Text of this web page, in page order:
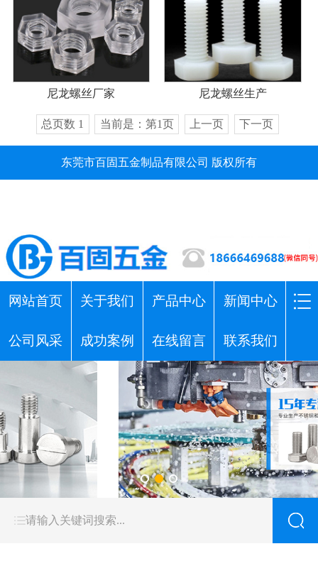
尼龙螺丝厂家 尼龙螺丝生产
总页数 1 当前是：第1页 上一页 下一页
东莞市百固五金制品有限公司 版权所有
网站首页 关于我们 产品中心 新闻中心
公司风采 成功案例 在线留言 联系我们